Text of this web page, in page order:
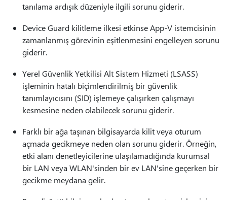
tanılama ardışık düzeniyle ilgili sorunu giderir.
Device Guard kilitleme ilkesi etkinse App-V istemcisinin
zamanlanmış görevinin eşitlenmesini engelleyen sorunu
giderir.
Yerel Güvenlik Yetkilisi Alt Sistem Hizmeti (LSASS)
işleminin hatalı biçimlendirilmiş bir güvenlik
tanımlayıcısını (SID) işlemeye çalışırken çalışmayı
kesmesine neden olabilecek sorunu giderir.
Farklı bir ağa taşınan bilgisayarda kilit veya oturum
açmada gecikmeye neden olan sorunu giderir. Örneğin,
etki alanı denetleyicilerine ulaşılamadığında kurumsal
bir LAN veya WLAN'sinden bir ev LAN'sine geçerken bir
gecikme meydana gelir.